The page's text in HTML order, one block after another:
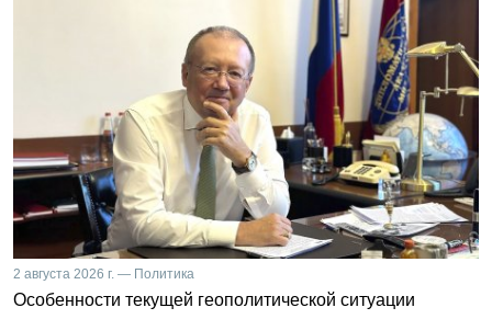
2 августа 2026 г. — Политика
Особенности текущей геополитической ситуации